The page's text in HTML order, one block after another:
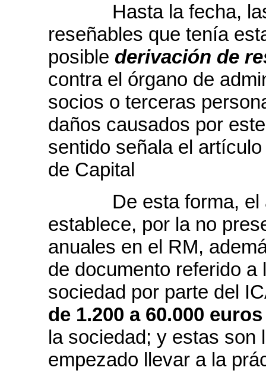
Hasta la fecha, las
reseñables que tenía
posible derivación de
contra el órgano de
socios o terceras
daños causados por
sentido señala el
de Capital
De esta forma, el
establece, por la no
anuales en el RM,
de documento referido
sociedad por parte del
de 1.200 a 60.000 euros
la sociedad; y estas son
empezado llevar a la